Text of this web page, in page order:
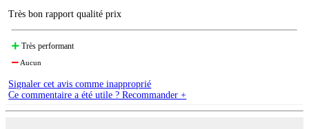
Très bon rapport qualité prix
Très performant
Aucun
Signaler cet avis comme inapproprié
Ce commentaire a été utile ? Recommander +